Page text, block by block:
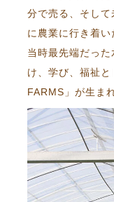
分で売る、そし
に農業に行き着い
当時最先端だっ
け、学び、福祉
FARMS」が生ま